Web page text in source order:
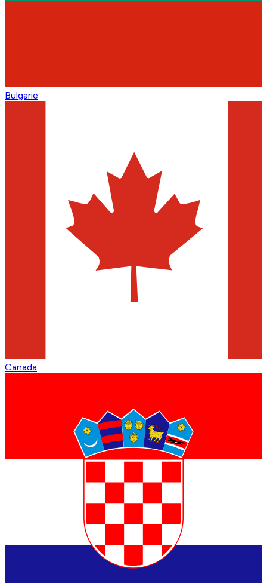
Bulgarie
Canada